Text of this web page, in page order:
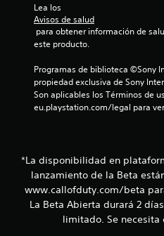
Lea los
Avisos de salud
este producto.
Programas de biblioteca ©Sony
propiedad exclusiva de Sony
Son aplicables los Términos de
eu.playstation.com/legal para
*La disponibilidad en
lanzamiento de la Beta
www.callofduty.com/beta
La Beta Abierta durará 2
limitado. Se necesita